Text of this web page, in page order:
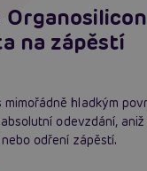
na zápěstí
mimořádně hladkým
odevzdání,
odření zápěstí.